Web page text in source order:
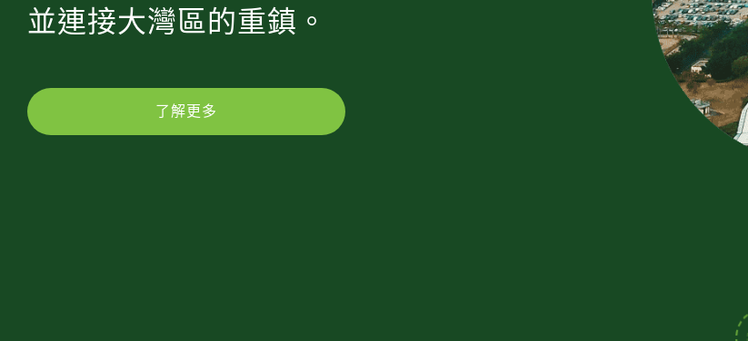
並連接大灣區的重鎮。
了解更多